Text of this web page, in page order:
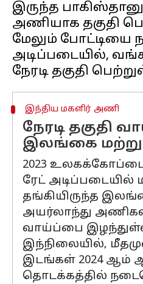
இருந்த
அணியாக தகுதி
மேலும் போட்டியை
அடிப்படையில்,
இந்திய மகளிர் அணி
நேரடி தகுதி
இலங்கை
2023
ரேட் அடிப்படையில்
தங்கியிருந்த
அயர்லாந்து அணிகள்
வாய்ப்பை
இந்நிலையில்,
இடங்கள் 2024 ஆம்
தொடக்கத்தில்